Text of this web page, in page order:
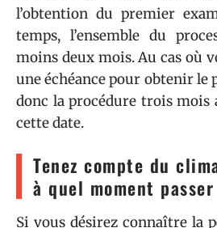
l’obtention du premier
temps, l’ensemble du
moins deux mois. Au cas où
une échéance pour obtenir le
donc la procédure trois
cette date.
Tenez compte du
à quel moment
Si vous désirez connaître la